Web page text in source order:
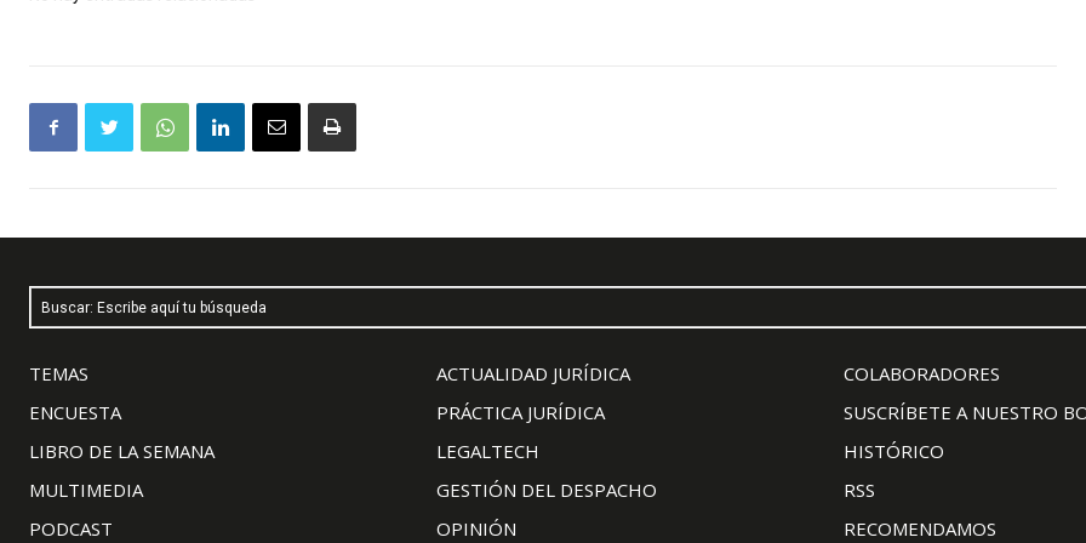
Buscar: Escribe aquí tu búsqueda
TEMAS
ENCUESTA
LIBRO DE LA SEMANA
MULTIMEDIA
PODCAST
ACTUALIDAD JURÍDICA
PRÁCTICA JURÍDICA
LEGALTECH
GESTIÓN DEL DESPACHO
OPINIÓN
COLABORADORES
SUSCRÍBETE A NUESTRO
HISTÓRICO
RSS
RECOMENDAMOS